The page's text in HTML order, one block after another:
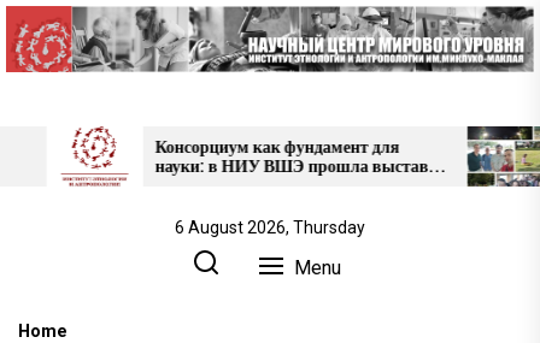
Skip
to
the
Консорциум как фундамент для
науки: в НИУ ВШЭ прошла выставка
проектов НЦМУ
в
6 August 2026, Thursday
Menu
Home